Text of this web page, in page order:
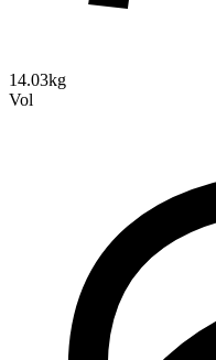
14.03kg
Vol